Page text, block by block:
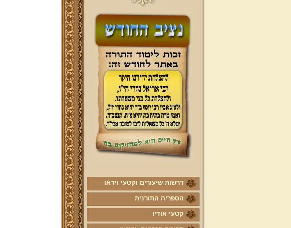
דרשות שיעורים וקטעי וידאו
הספריה התורנית
קטעי אודיו